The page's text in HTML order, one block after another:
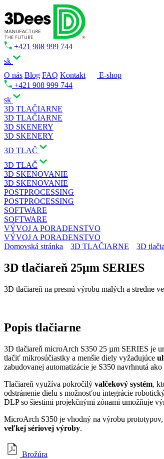
+421 908 999 744
sk
O nás Blog FAQ Kontakt
E-shop
+421 908 999 744
sk
3D TLAČIARNE
3D TLAČIARNE
3D SKENERY
3D SKENERY
3D TLAČ
3D TLAČ
3D SKENOVANIE
3D SKENOVANIE
POSTPROCESSING
POSTPROCESSING
SOFTWARE
SOFTWARE
VÝVOJ A PORADENSTVO
VÝVOJ A PORADENSTVO
Domovská stránka
3D TLAČIARNE 3D
3D tlačiareň 25μm SERIES
3D tlačiareň na presnú výrobu malých a stredne
Popis tlačiarne
3D tlačiareň microArch S350 25 µm SERIES je
tlačiť mikrosúčiastky a menšie diely vyžadujúce
zabudovanej automatizácie je S350 navrhnutá ako
Tlačiareň využíva pokročilý valčekový systém,
odstránenie dielu s možnosťou integrácie
DLP so šiestimi projekčnými zónami umožňuje
MicroArch S350 je vhodný na výrobu
veľkej sériovej výroby.
Brožúra